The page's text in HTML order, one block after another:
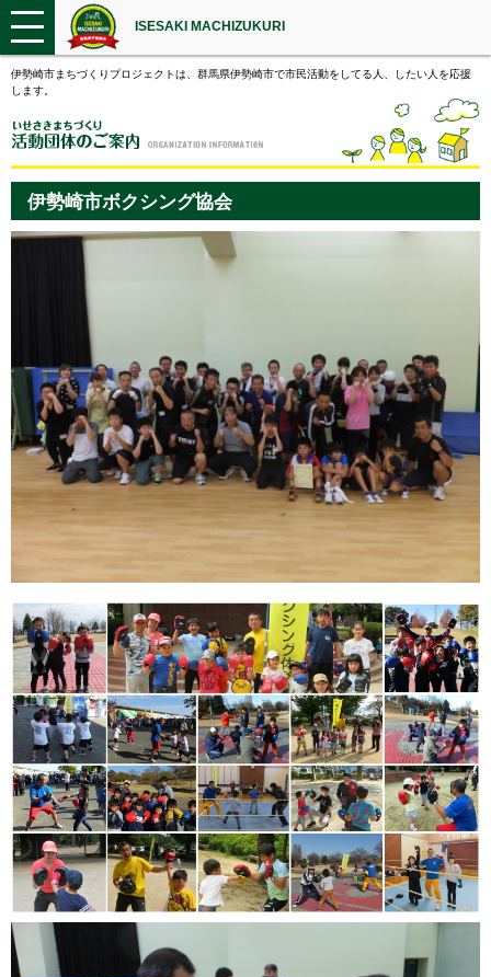
ISESAKI MACHIZUKURI
伊勢崎市まちづくりプロジェクトは、群馬県伊勢崎市で市民活動をしてる人、したい人を応援
します。
伊勢崎市ボクシング協会